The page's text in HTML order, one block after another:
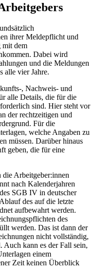
ihrer Meldepflicht und
mit dem
Dabei wird
und die Meldungen
alle vier Jahre.
, Nachweis- und
alle Details, die für die
sind. Hier steht vor
der rechtzeitigen und
Für die
welche Angaben zu
müssen. Darüber hinaus
geben, die für eine
Arbeitgeber:innen
nach Kalenderjahren
SGB IV in deutscher
des auf die letzte
aufbewahrt werden.
des
werden. Das ist dann der
nicht vollständig,
Auch kann es der Fall sein,
einem
Zeit keinen Überblick